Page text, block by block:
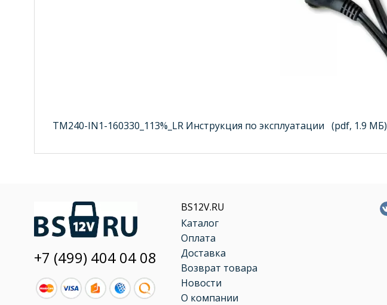
TM240-IN1-160330_113%_LR Инструкция по эксплуатации (pdf, 1.9 МБ)
+7 (499) 404 04 08
BS12V.RU
Каталог
Оплата
Доставка
Возврат товара
Новости
О компании